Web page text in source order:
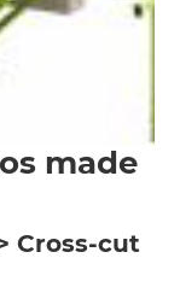
made
Cross-cut